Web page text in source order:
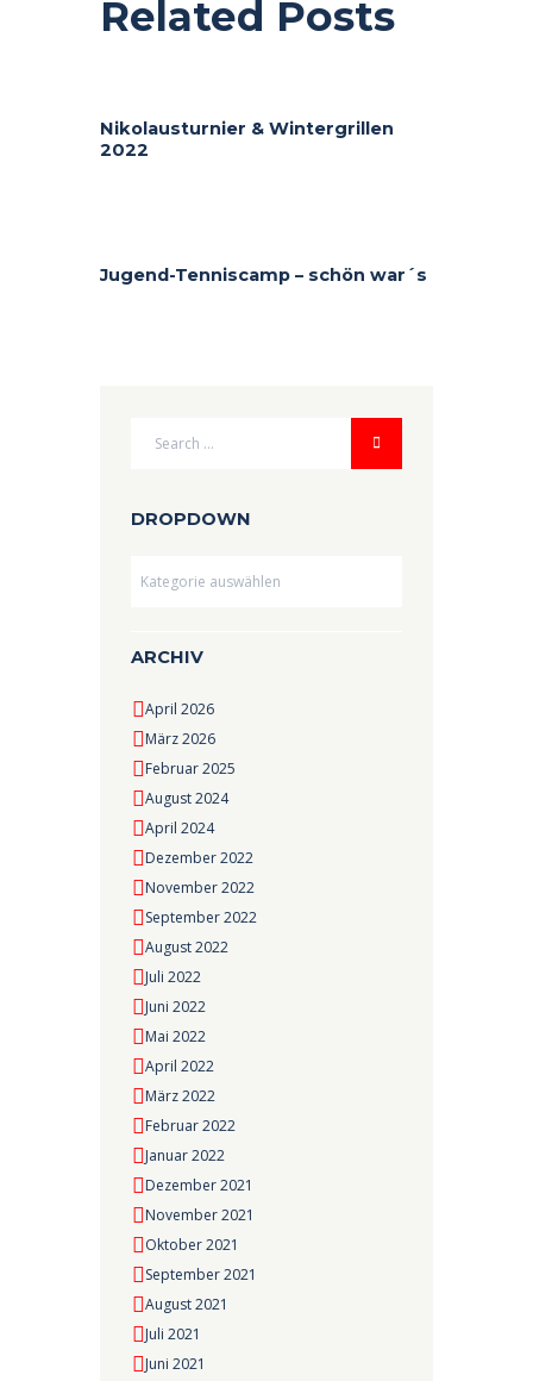
Related Posts
Nikolausturnier & Wintergrillen
2022
Jugend-Tenniscamp – schön war´s
DROPDOWN
ARCHIV
April 2026
März 2026
Februar 2025
August 2024
April 2024
Dezember 2022
November 2022
September 2022
August 2022
Juli 2022
Juni 2022
Mai 2022
April 2022
März 2022
Februar 2022
Januar 2022
Dezember 2021
November 2021
Oktober 2021
September 2021
August 2021
Juli 2021
Juni 2021